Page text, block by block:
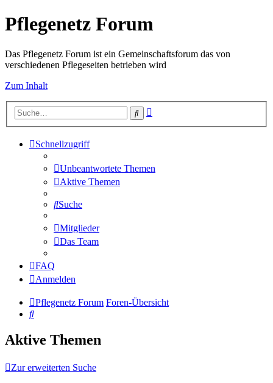
Pflegenetz Forum
Das Pflegenetz Forum ist ein Gemeinschaftsforum das von
verschiedenen Pflegeseiten betrieben wird
Zum Inhalt
Suche
Schnellzugriff
Unbeantwortete Themen
Aktive Themen
Suche
Mitglieder
Das Team
FAQ
Anmelden
Pflegenetz Forum Foren-Übersicht
Suche
Aktive Themen
Zur erweiterten Suche